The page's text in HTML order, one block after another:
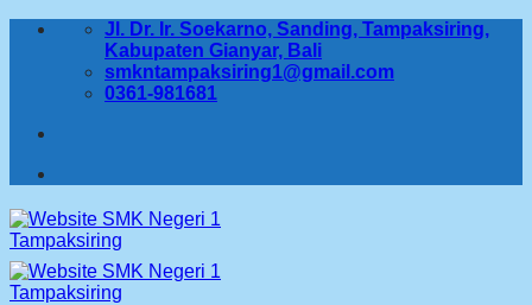
Skip
Jl. Dr. Ir. Soekarno, Sanding, Tampaksiring,
Kabupaten Gianyar, Bali
smkntampaksiring1@gmail.com
0361-981681